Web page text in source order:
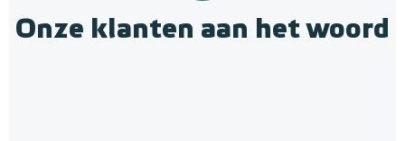
Onze klanten aan het woord